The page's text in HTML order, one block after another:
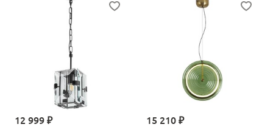
12 999 ₽ 15 210 ₽